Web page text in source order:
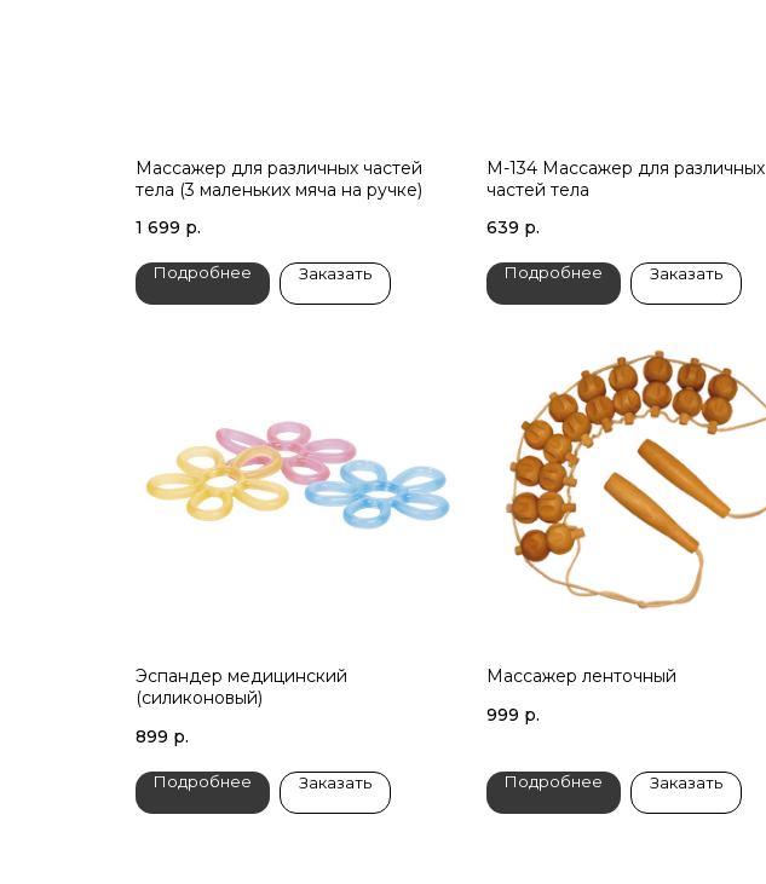
Массажер для различных частей
тела (3 маленьких мяча на ручке)
1 699 р.
Подробнее Заказать
М-134 Массажер для различных
частей тела
639 р.
Подробнее Заказать
Эспандер медицинский
(силиконовый)
899 р.
Подробнее Заказать
Массажер ленточный
999 р.
Подробнее Заказать